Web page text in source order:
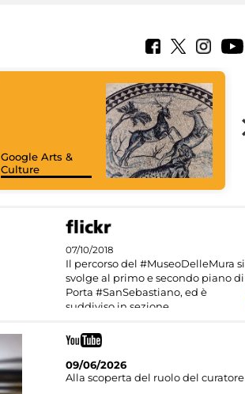
Google Arts &
Culture
07/10/2018
Il percorso del #MuseoDelleMura si
svolge al primo e secondo piano di
Porta #SanSebastiano, ed è
suddiviso in sezione
09/06/2026
Alla scoperta del ruolo del curatore